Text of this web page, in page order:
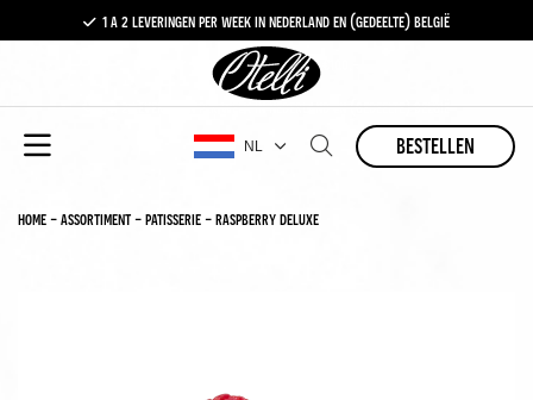
1 a 2 leveringen per week in nederland en (gedeelte) belgië
gratis levering vanaf €100,-
1 a 2 leveringen per week in nederland en (gedeelte) belgië
NL bestellen
home-assortiment-patisserie-raspberry deluxe